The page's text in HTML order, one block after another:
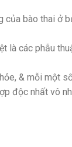
của bào thai ở
là các phẫu
& mỗi một
độc nhất vô